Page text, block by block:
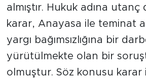
almıştır. Hukuk adına
karar, Anayasa ile teminat
yargı bağımsızlığına bir
yürütülmekte olan bir
olmuştur. Söz konusu karar
Doğanşehir
Hekimhan